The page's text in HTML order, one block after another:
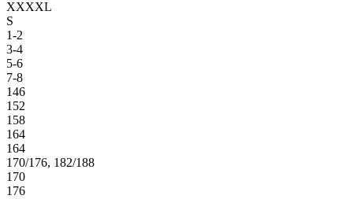
XXXXL
S
1-2
3-4
5-6
7-8
146
152
158
164
164
170/176, 182/188
170
176